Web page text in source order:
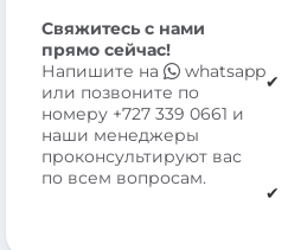
Свяжитесь с нами
прямо сейчас!
Напишите на
whatsapp
или позвоните по
номеру +727 339 0661 и
наши менеджеры
проконсультируют вас
по всем вопросам.